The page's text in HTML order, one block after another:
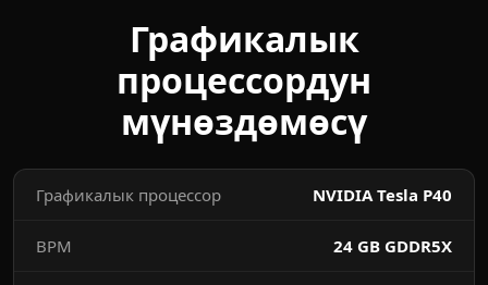
Графикалык
процессордун
мүнөздөмөсү
Графикалык процессор NVIDIA Tesla P40
ВРМ 24 GB GDDR5X